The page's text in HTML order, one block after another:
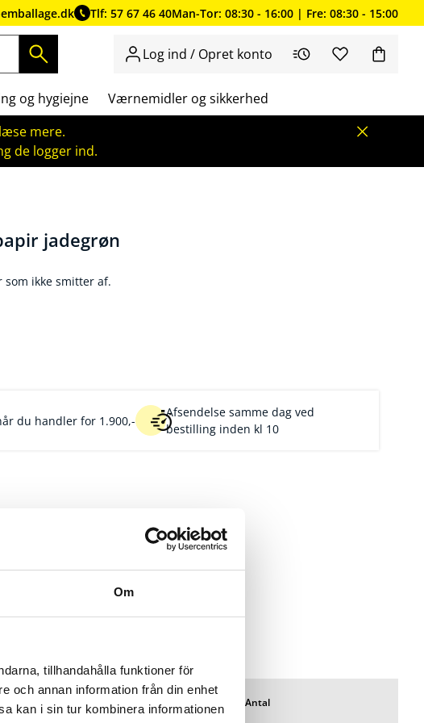
Om
tillhandahålla funktioner för
och annan information från din enhet
kan i sin tur kombinera informationen
Tlf: 57 67 46 40Man-Tor: 08:30 - 16:00 | Fre: 08:30 - 15:00
Log ind / Opret konto
og hygiejne
Værnemidler og sikkerhed
mere.
de logger ind.
jadegrøn
som ikke smitter af.
du handler for 1.900,-
Afsendelse samme dag ved
bestilling inden kl 10
pk
Pris/pk
10+ Pk
-20%
Lager FavoritterAntal